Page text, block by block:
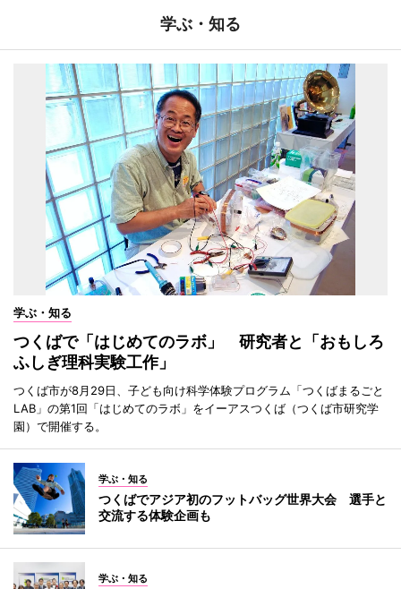
学ぶ・知る
学ぶ・知る
つくばで「はじめてのラボ」 研究者と「おもしろ
ふしぎ理科実験工作」
つくば市が8月29日、子ども向け科学体験プログラム「つくばまるごと
LAB」の第1回「はじめてのラボ」をイーアスつくば（つくば市研究学
園）で開催する。
学ぶ・知る
つくばでアジア初のフットバッグ世界大会 選手と
交流する体験企画も
学ぶ・知る